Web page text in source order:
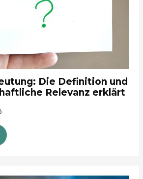
Die Definition und
Relevanz erklärt